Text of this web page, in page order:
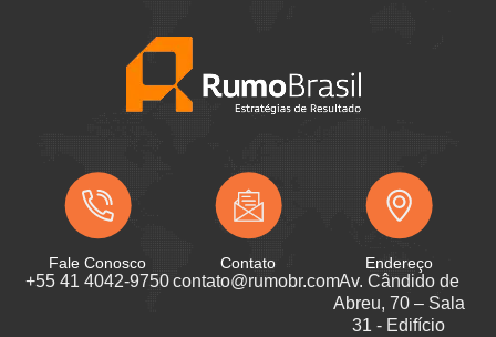
Fale Conosco
+55 41 4042-9750
Contato
contato@rumobr.com
Endereço
Av. Cândido de
Abreu, 70 – Sala
31 - Edifício